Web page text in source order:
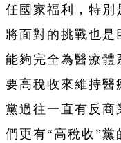
任國家福利，特別
將面對的挑戰也是
能夠完全為醫療體
要高稅收來維持醫
黨過往一直有反商
們更有“高稅收”黨